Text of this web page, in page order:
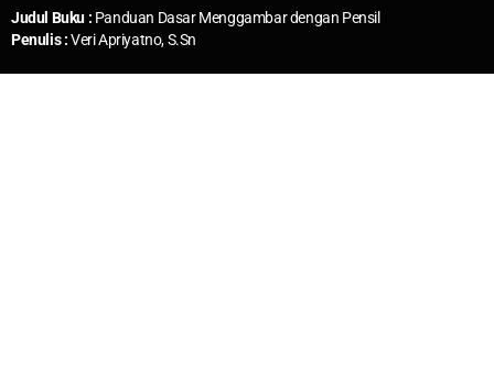
Judul Buku : Panduan Dasar Menggambar dengan Pensil
Penulis :Veri Apriyatno, S.Sn